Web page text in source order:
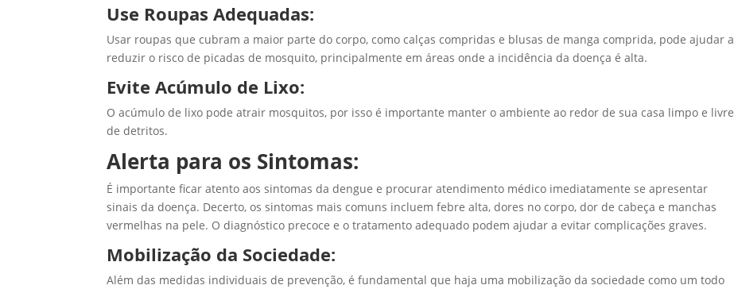
Use Roupas Adequadas:
Usar roupas que cubram a maior parte do corpo, como calças compridas e blusas de manga comprida, pode ajudar a
reduzir o risco de picadas de mosquito, principalmente em áreas onde a incidência da doença é alta.
Evite Acúmulo de Lixo:
O acúmulo de lixo pode atrair mosquitos, por isso é importante manter o ambiente ao redor de sua casa limpo e livre
de detritos.
Alerta para os Sintomas:
É importante ficar atento aos sintomas da dengue e procurar atendimento médico imediatamente se apresentar
sinais da doença. Decerto, os sintomas mais comuns incluem febre alta, dores no corpo, dor de cabeça e manchas
vermelhas na pele. O diagnóstico precoce e o tratamento adequado podem ajudar a evitar complicações graves.
Mobilização da Sociedade:
Além das medidas individuais de prevenção, é fundamental que haja uma mobilização da sociedade como um todo